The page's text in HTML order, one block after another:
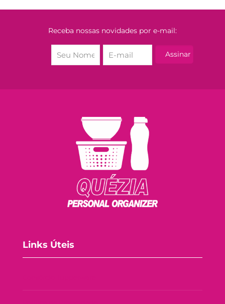
Receba nossas novidades por e-mail:
Links Úteis